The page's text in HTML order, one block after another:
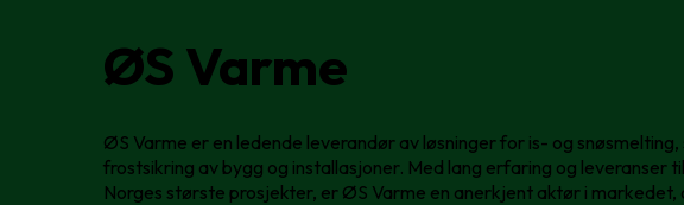
ØS Varme
ØS Varme er en ledende leverandør av løsninger for is- og
frostsikring av bygg og installasjoner. Med lang erfaring og leveranser
Norges største prosjekter, er ØS Varme en anerkjent aktør i markedet,